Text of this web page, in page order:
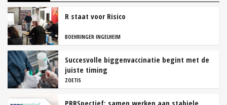
R staat voor Risico
BOEHRINGER INGELHEIM
Succesvolle biggenvaccinatie begint met de
juiste timing
ZOETIS